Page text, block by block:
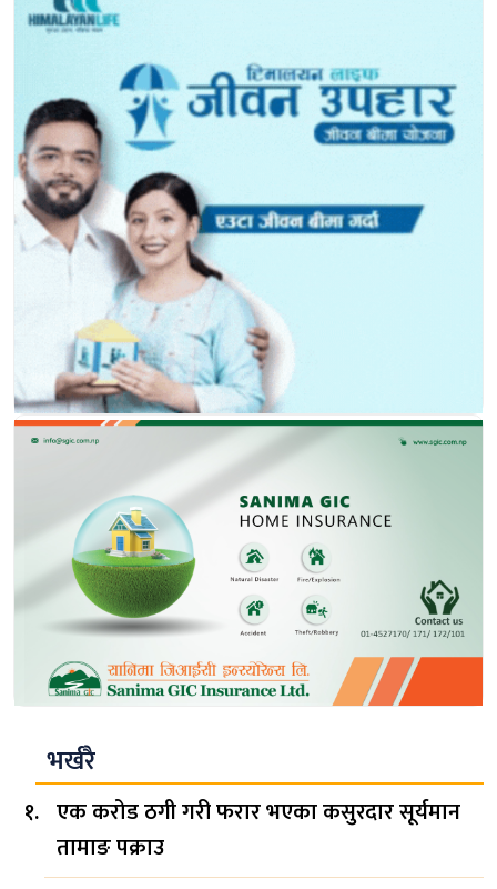
भर्खरै
एक करोड ठगी गरी फरार भएका कसुरदार सूर्यमान
तामाङ पक्राउ